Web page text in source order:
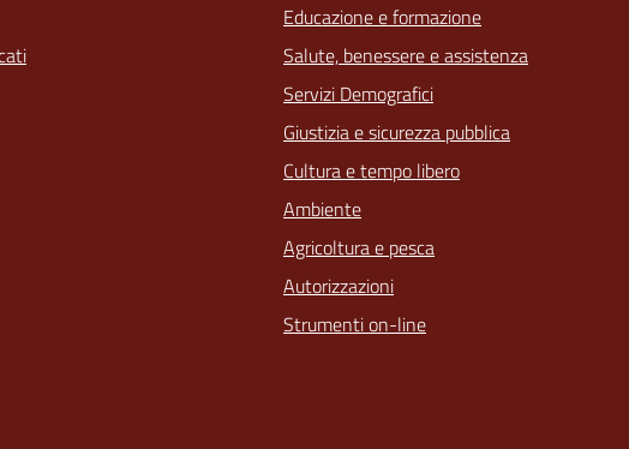
Educazione e formazione
Salute, benessere e assistenza
Servizi Demografici
Giustizia e sicurezza pubblica
Cultura e tempo libero
Ambiente
Agricoltura e pesca
Autorizzazioni
Strumenti on-line